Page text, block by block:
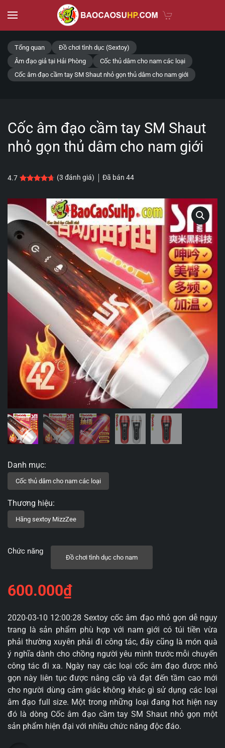
Skip to main content
Tổng quan
Đồ chơi tình dục (Sextoy)
Âm đạo giả tại Hải Phòng
Cốc thủ dâm cho nam các loại
Cốc âm đạo cầm tay SM Shaut nhỏ gọn thủ dâm cho nam giới
Cốc âm đạo cầm tay SM Shaut
nhỏ gọn thủ dâm cho nam giới
4.7 4.7 trên 5 dựa trên
3 đánh giá
(3 đánh giá) Đã bán 44
Chức năng
Đồ chơi tình dục cho nam
600.000₫
2020-03-10 12:00:28 Sextoy cốc âm đạo nhỏ gọn dễ ngụy
trang là sản phẩm phù hợp với nam giới có túi tiền vừa
phải thường xuyên phải đi công tác, đây cũng là món quà
ý nghĩa dành cho chồng người yêu mình trước mỗi chuyến
công tác đi xa. Ngày nay các loại cốc âm đạo được nhỏ
gọn này liên tục được nâng cấp và đạt đến tầm cao mới
cho người dùng cảm giác không khác gì sử dụng các loại
âm đạo full size. Một trong những loại đang hot hiện nay
đó là dòng Cốc âm đạo cầm tay SM Shaut nhỏ gọn một
sản phẩm hiện đại với nhiều chức năng độc đáo.